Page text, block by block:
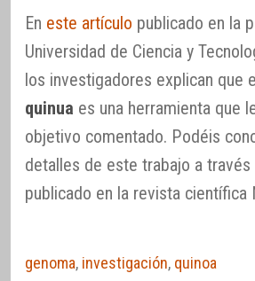
En este artículo publicado en la
Universidad de Ciencia y
los investigadores explican que
quinua es una herramienta que
objetivo comentado. Podéis
detalles de este trabajo a través
publicado en la revista científica
genoma, investigación, quinoa